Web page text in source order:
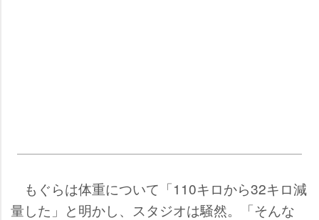
もぐらは体重について「110キロから32キロ減
量した」と明かし、スタジオは騒然。「そんな